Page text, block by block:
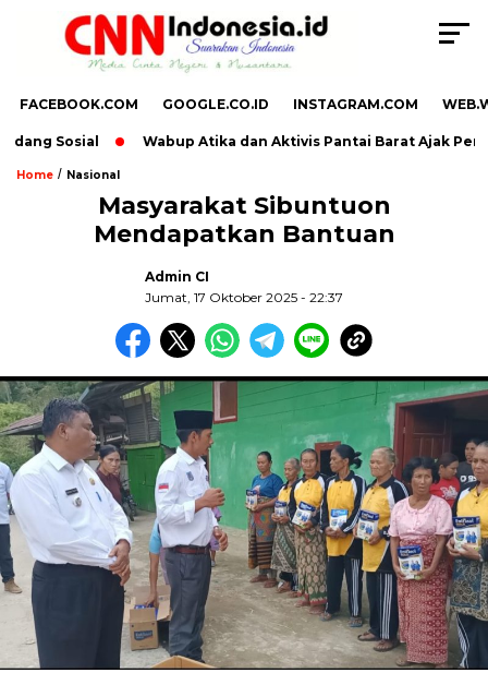
FACEBOOK.COM GOOGLE.CO.ID INSTAGRAM.COM
Sosial Wabup Atika dan Aktivis Pantai Barat Ajak
Home / Nasional
Masyarakat Sibuntuon
Mendapatkan Bantuan
Admin CI
Jumat, 17 Oktober 2025 - 22:37